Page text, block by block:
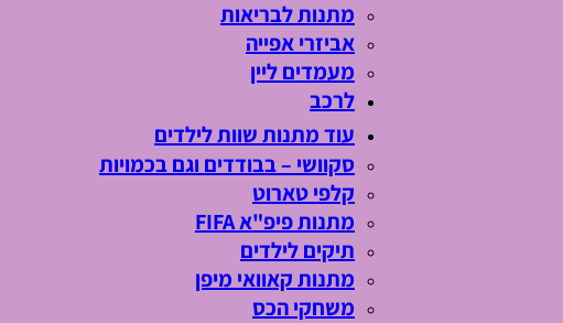
מתנות לבריאות
אביזרי אפייה
מעמדים ליין
לרכב
עוד מתנות שוות לילדים
סקוושי – בבודדים וגם בכמויות
קלפי טארוט
מתנות פיפ"א FIFA
תיקים לילדים
מתנות קאוואי מיפן
משחקי הכס